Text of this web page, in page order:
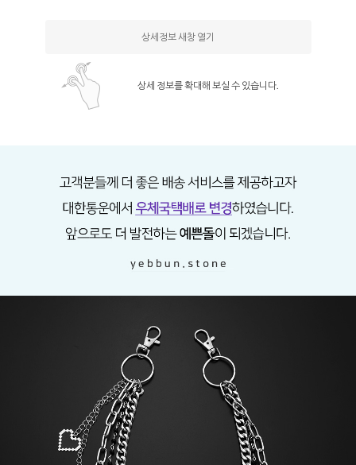
상세정보 새창 열기
상세 정보를 확대해 보실 수 있습니다.